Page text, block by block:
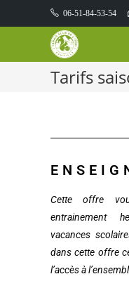
06-51-84-53-54
Tarifs
Cette offre
entrainement
vacances
dans cette offre
l’accès à